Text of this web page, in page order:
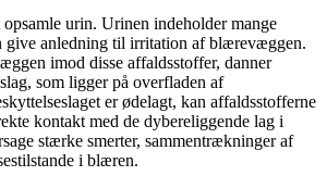
urin. Urinen indeholder mange
give anledning til irritation af blærevæggen.
imod disse affaldsstoffer, danner
som ligger på overfladen af
er ødelagt, kan affaldsstofferne
kontakt med de dybereliggende lag i
stærke smerter, sammentrækninger af
i blæren.